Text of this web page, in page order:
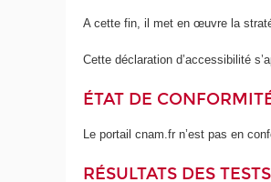
A cette fin, il met en œuvre la
Cette déclaration d’accessibilité
ÉTAT DE
Le portail cnam.fr n’est pas en
RÉSULTATS DES TESTS